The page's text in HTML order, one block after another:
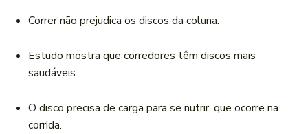
o Correr não prejudica os discos da coluna.
Estudo mostra que corredores têm discos mais
saudáveis.
O disco precisa de carga para se nutrir, que ocorre na
corrida.